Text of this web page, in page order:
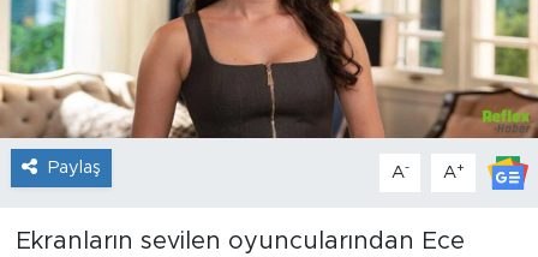
Paylaş A- A+
Ekranların sevilen oyuncularından Ece